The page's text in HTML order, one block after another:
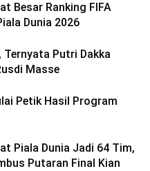
Besar Ranking FIFA
Dunia 2026
Ternyata Putri Dakka
Masse
Petik Hasil Program
Piala Dunia Jadi 64 Tim,
Putaran Final Kian